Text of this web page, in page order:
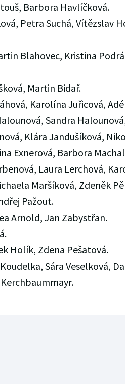
Barbora Havlíčková.
Petra Suchá, Vítězslav
Blahovec, Kristina
Martin Bidař.
Karolína Juřicová,
Sandra
Klára Jandušíková,
Exnerová, Barbora
Laura Lerchová,
Maršíková, Zdeněk
Pažout.
Arnold, Jan Zabystřan.
Holík, Zdena Pešatová.
Sára Veselková,